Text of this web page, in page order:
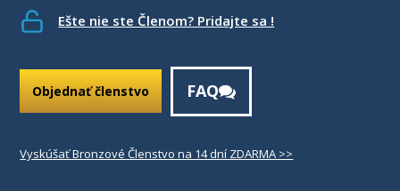
Ešte nie ste Členom? Pridajte sa !
Objednať členstvo FAQ
Vyskúšať Bronzové Členstvo na 14 dní ZDARMA >>